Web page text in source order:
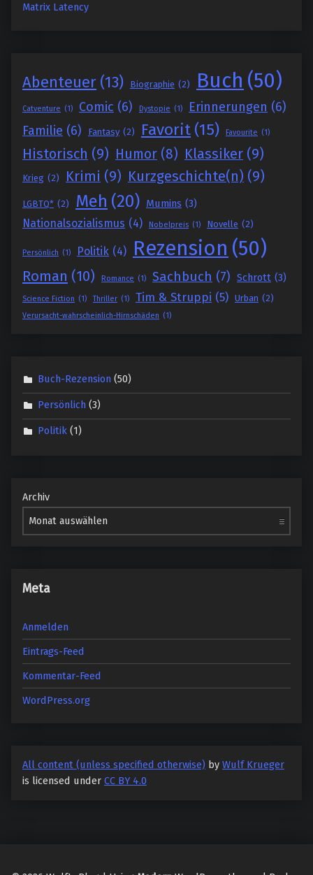
Matrix Latency
Abenteuer (13) Biographie (2) Buch (50)
Catventure (1) Comic (6) Dystopie (1) Erinnerungen (6)
Familie (6) Fantasy (2) Favorit (15) Favourite (1)
Historisch (9) Humor (8) Klassiker (9)
Krieg (2) Krimi (9) Kurzgeschichte(n) (9)
LGBTQ* (2) Meh (20) Mumins (3)
Nationalsozialismus (4) Nobelpreis (1) Novelle (2)
Persönlich (1) Politik (4) Rezension (50)
Roman (10) Romance (1) Sachbuch (7) Schrott (3)
Science Fiction (1) Thriller (1) Tim & Struppi (5) Urban (2)
Verursacht-wahrscheinlich-Hirnschäden (1)
Buch-Rezension (50)
Persönlich (3)
Politik (1)
Archiv
Meta
Anmelden
Eintrags-Feed
Kommentar-Feed
WordPress.org
All content (unless specified otherwise) by Wulf Krueger
is licensed under CC BY 4.0